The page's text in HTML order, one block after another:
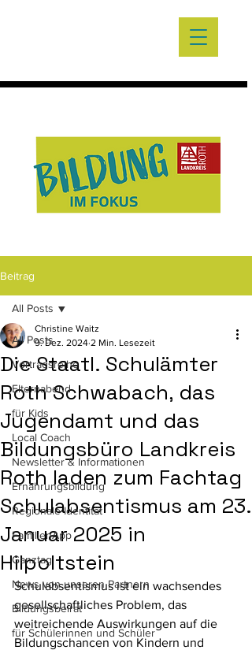
Beitrag
All Posts
Vortragsreihe
Elternabend
für Kids
Local Coach
Newsletter & Informationen
Ernährungsbildung
Regionale Identität
FamilienApp
Ganztag
News von unseren Partnern
Bildungsbeirat
für Schülerinnen und Schüler
All Posts
Die Staatl. Schulämter
Roth Schwabach, das
Jugendamt und das
Bildungsbüro Landkreis
Roth laden zum Fachtag
Schulabsentismus am 23.
Januar 2025 in
Hilpoltstein
Christine Waitz
9. Dez. 2024 2 Min. Lesezeit
Schulabsentismus ist ein wachsendes
gesellschaftliches Problem, das
weitreichende Auswirkungen auf die
Bildungschancen von Kindern und